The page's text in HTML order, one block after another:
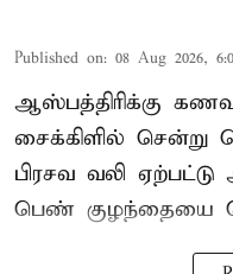
Published on: 08 Aug 2026,
ஆஸ்பத்திரிக்கு
சைக்கிளில் சென்று
பிரசவ வலி
பெண் குழந்தையை